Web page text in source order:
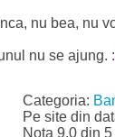
nu bea, nu
nu se ajung.
Categoria:
Pe site din
Nota 9.0 din